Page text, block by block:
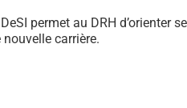
permet au DRH d’orienter
carrière.